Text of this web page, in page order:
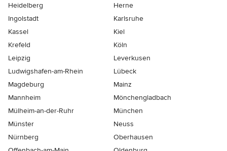
Heidelberg
Herne
Ingolstadt
Karlsruhe
Kassel
Kiel
Krefeld
Köln
Leipzig
Leverkusen
Ludwigshafen-am-Rhein
Lübeck
Magdeburg
Mainz
Mannheim
Mönchen­gladbach
Mülheim-an-der-Ruhr
München
Münster
Neuss
Nürnberg
Oberhausen